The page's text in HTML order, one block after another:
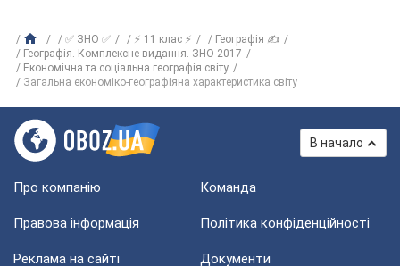
✅ ЗНО ✅ ⚡ 11 клас ⚡
Географія ✍
Географія. Комплексне видання. ЗНО 2017
Економічна та соціальна географія світу
Загальна економіко-географіяна характеристика світу
В начало
Про компанію Команда
Правова інформація Політика конфіденційності
Реклама на сайті Документи